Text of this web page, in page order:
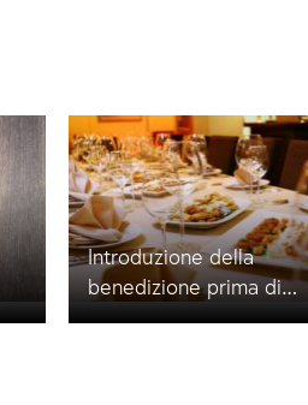
Introduzione della
benedizione prima di
mangiare